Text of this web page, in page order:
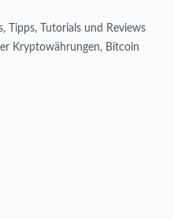
Tipps, Tutorials und Reviews
Kryptowährungen, Bitcoin